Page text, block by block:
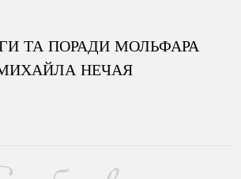
ТА ПОРАДИ МОЛЬФАРА
НЕЧАЯ